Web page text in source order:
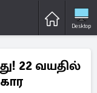
Desktop
22 வயதில்